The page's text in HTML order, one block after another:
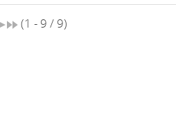
(1 - 9 / 9)